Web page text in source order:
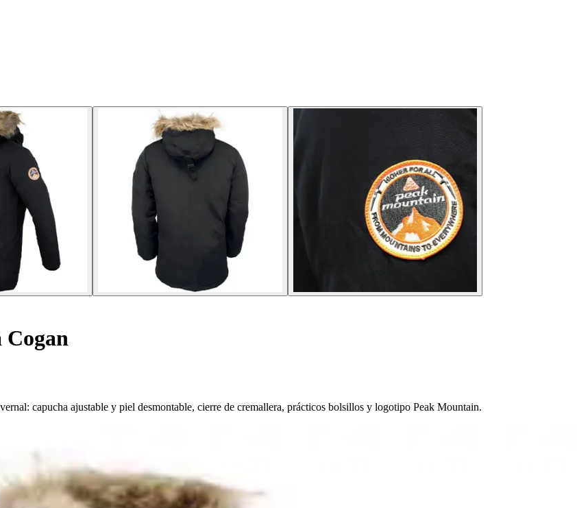
capucha ajustable y piel desmontable, cierre de cremallera, prácticos bolsillos y logotipo Peak Mountain.